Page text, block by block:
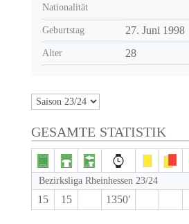
Nationalität
Geburtstag 27. Juni 1998
Alter 28
GESAMTE STATISTIK
Bezirksliga Rheinhessen 23/24
15 15 1350′